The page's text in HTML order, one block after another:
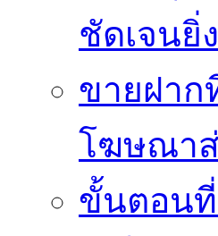
ชัดเจนยิ่
ขายฝาก
โฆษณา
ขั้นตอนที่